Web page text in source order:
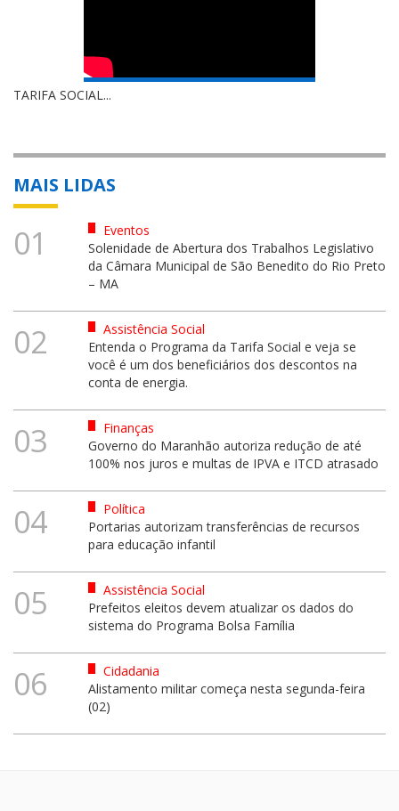
TARIFA SOCIAL...
MAIS LIDAS
01
Eventos
Solenidade de Abertura dos Trabalhos Legislativo
da Câmara Municipal de São Benedito do Rio Preto
– MA
02
Assistência Social
Entenda o Programa da Tarifa Social e veja se
você é um dos beneficiários dos descontos na
conta de energia.
03
Finanças
Governo do Maranhão autoriza redução de até
100% nos juros e multas de IPVA e ITCD atrasado
04
Política
Portarias autorizam transferências de recursos
para educação infantil
05
Assistência Social
Prefeitos eleitos devem atualizar os dados do
sistema do Programa Bolsa Família
06
Cidadania
Alistamento militar começa nesta segunda-feira
(02)